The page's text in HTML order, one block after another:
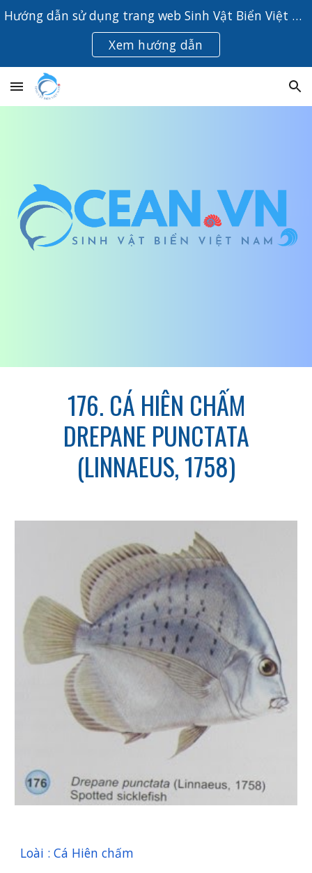
Skip to main content Skip to navigation
Hướng dẫn sử dụng trang web Sinh Vật Biển Việt Nam
Xem hướng dẫn
176. CÁ HIÊN CHẤM
DREPANE PUNCTATA
(LINNAEUS, 1758)
Loài : Cá Hiên chấm